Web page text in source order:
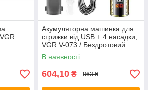
/
Акумуляторна машинка для
стрижки від USB + 4 насадки,
VGR V-073 / Бездротовий
чоловічий тример для
стрижки
В наявності
604,10 ₴ 863 ₴